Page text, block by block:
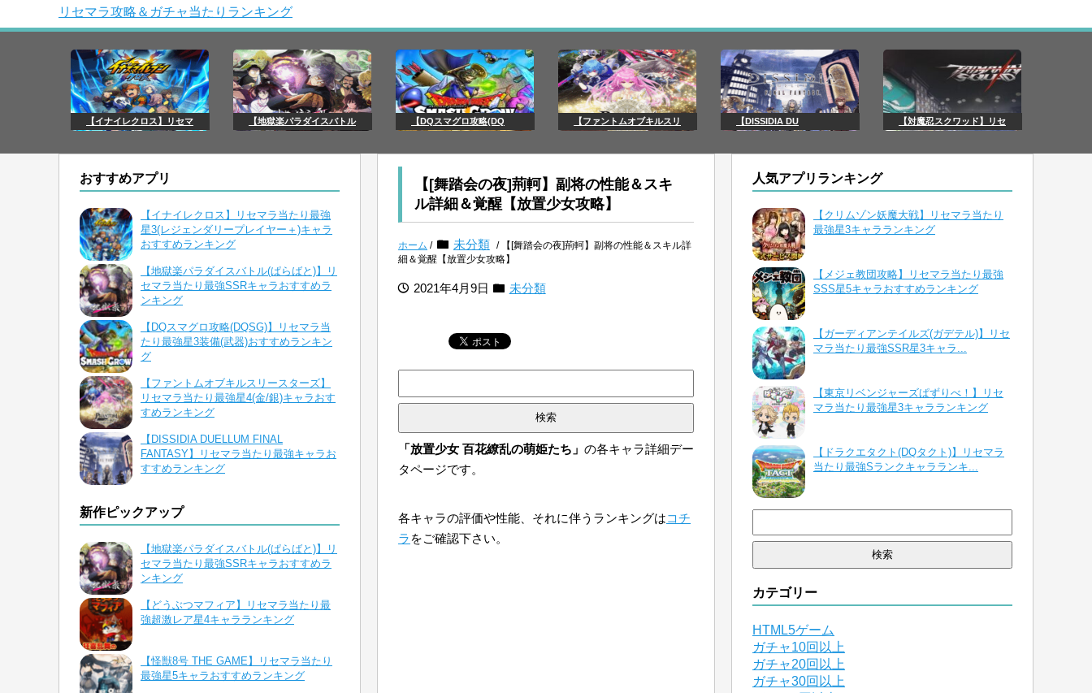
リセマラ攻略＆ガチャ当たりランキング
【イナイレクロス】リセマ 【地獄楽パラダイスバトル 【DQスマグロ攻略(DQ 【ファントムオブキルスリ 【DISSIDIA DU 【対魔忍スクワッド】リセ
おすすめアプリ
【イナイレクロス】リセマラ当たり最強
星3(レジェンダリープレイヤー＋)キャラ
おすすめランキング
【地獄楽パラダイスバトル(ぱらばと)】リ
セマラ当たり最強SSRキャラおすすめラ
ンキング
【DQスマグロ攻略(DQSG)】リセマラ当
たり最強星3装備(武器)おすすめランキン
グ
【ファントムオブキルスリースターズ】
リセマラ当たり最強星4(金/銀)キャラおす
すめランキング
【DISSIDIA DUELLUM FINAL
FANTASY】リセマラ当たり最強キャラお
すすめランキング
新作ピックアップ
【地獄楽パラダイスバトル(ぱらばと)】リ
セマラ当たり最強SSRキャラおすすめラ
ンキング
【どうぶつマフィア】リセマラ当たり最
強超激レア星4キャラランキング
【怪獣8号 THE GAME】リセマラ当たり
最強星5キャラおすすめランキング
【[舞踏会の夜]荊軻】副将の性能＆スキ
ル詳細＆覚醒【放置少女攻略】
ホーム / 未分類 / 【[舞踏会の夜]荊軻】副将の性能＆スキル詳
細＆覚醒【放置少女攻略】
2021年4月9日 未分類
索:
「放置少女 百花繚乱の萌姫たち」 の各キャラ詳細デー
タページです。
各キャラの評価や性能、それに伴うランキングはコチ
ラ をご確認下さい。
人気アプリランキング
【クリムゾン妖魔大戦】リセマラ当たり
最強星3キャラランキング
【メジェ教団攻略】リセマラ当たり最強
SSS星5キャラおすすめランキング
【ガーディアンテイルズ(ガデテル)】リセ
マラ当たり最強SSR星3キャラ...
【東京リベンジャーズぱずりべ！】リセ
マラ当たり最強星3キャラランキング
【ドラクエタクト(DQタクト)】リセマラ
当たり最強Sランクキャラランキ...
索:
カテゴリー
HTML5ゲーム
ガチャ10回以上
ガチャ20回以上
ガチャ30回以上